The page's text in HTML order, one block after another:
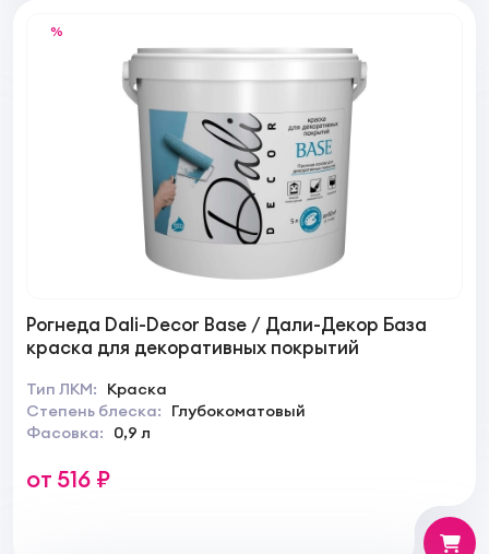
%
Рогнеда Dali-Decor Base / Дали-Декор База
краска для декоративных покрытий
Тип ЛКМ:
Краска
Степень блеска:
Глубокоматовый
Фасовка:
0,9 л
от 516 ₽